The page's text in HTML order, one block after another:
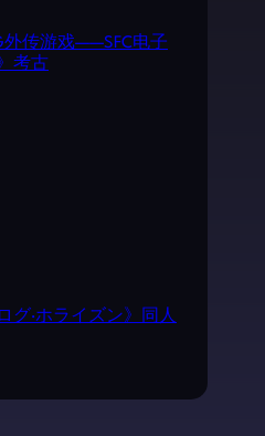
外传游戏——SFC电子
考古
グ·ホライズン》同人